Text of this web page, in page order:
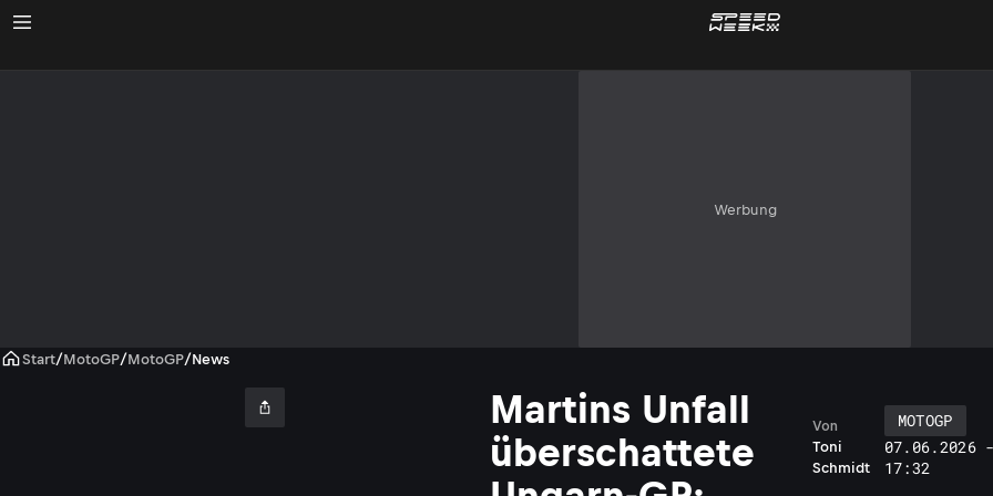
Werbung
Start/MotoGP/MotoGP/News
Martins Unfall
überschattete
Toni
Schmidt
Von
MOTOGP
07.06.2026
17:32